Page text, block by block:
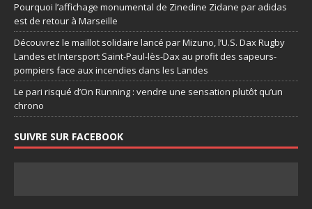
Pourquoi l’affichage monumental de Zinedine Zidane par adidas
est de retour à Marseille
Découvrez le maillot solidaire lancé par Mizuno, l’U.S. Dax Rugby
Landes et Intersport Saint-Paul-lès-Dax au profit des sapeurs-
pompiers face aux incendies dans les Landes
Le pari risqué d’On Running : vendre une sensation plutôt qu’un
chrono
SUIVRE SUR FACEBOOK